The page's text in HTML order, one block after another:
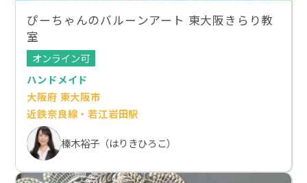
ぴーちゃんのバルーンアート 東大阪きらり教
室
オンライン可
ハンドメイド
大阪府 東大阪市
近鉄奈良線・若江岩田駅
榛木裕子（はりきひろこ）